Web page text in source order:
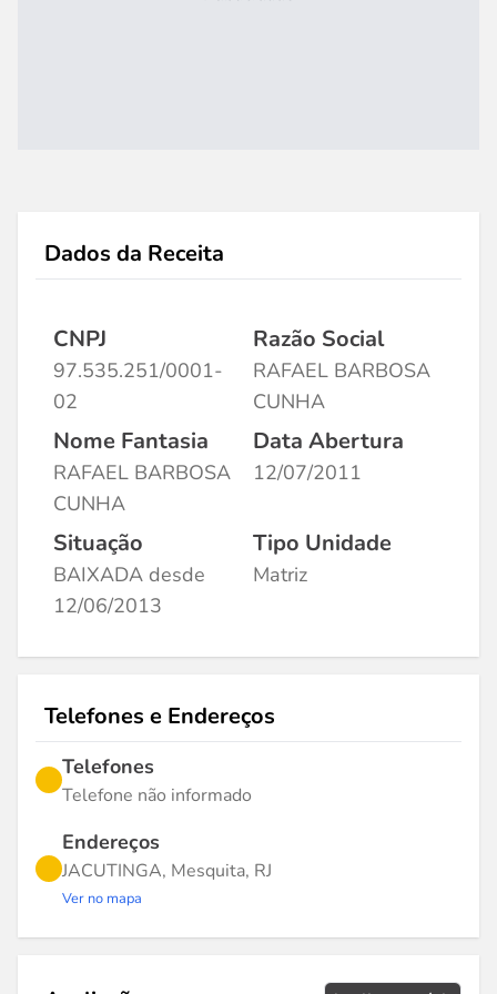
Dados da Receita
CNPJ
97.535.251/0001-
02
Razão Social
RAFAEL BARBOSA
CUNHA
Nome Fantasia
RAFAEL BARBOSA
CUNHA
Data Abertura
12/07/2011
Situação
BAIXADA desde
12/06/2013
Tipo Unidade
Matriz
Telefones e Endereços
Telefones
Telefone não informado
Endereços
JACUTINGA, Mesquita, RJ
Ver no mapa